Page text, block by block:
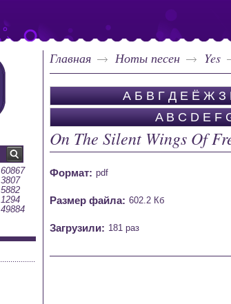
Главная Ноты песен Yes
А Б В Г Д Е Ё Ж З
A B C D E F
On The Silent Wings Of
Формат: pdf
Размер файла: 602.2 Кб
Загрузили: 181 раз
60867
3807
5882
1294
49884